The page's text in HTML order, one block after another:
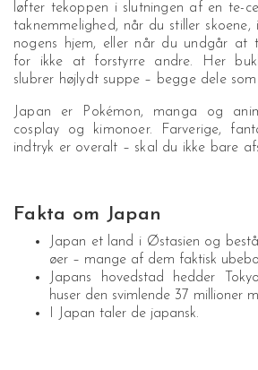
løfter tekoppen i slutningen af en te-
taknemmelighed, når du stiller
nogens hjem, eller når du undgår at
for ikke at forstyrre andre. Her
slubrer højlydt suppe – begge dele
Japan er Pokémon, manga og
cosplay og kimonoer. Farverige,
indtryk er overalt – skal du ikke bare
Fakta om Japan
Japan et land i Østasien og
øer – mange af dem faktisk
Japans hovedstad hedder
huser den svimlende 37 millioner
I Japan taler de japansk.